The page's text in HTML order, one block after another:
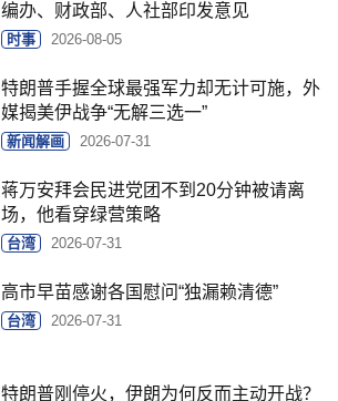
编办、财政部、人社部印发意见
时事 2026-08-05
特朗普手握全球最强军力却无计可施，外
媒揭美伊战争“无解三选一”
新闻解画 2026-07-31
蒋万安拜会民进党团不到20分钟被请离
场，他看穿绿营策略
台湾 2026-07-31
高市早苗感谢各国慰问“独漏赖清德”
台湾 2026-07-31
特朗普刚停火，伊朗为何反而主动开战？